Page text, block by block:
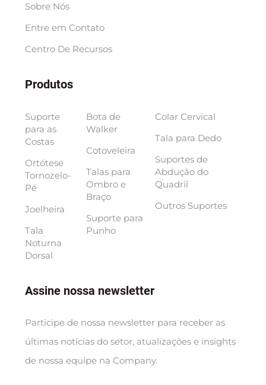
Sobre Nós
Entre em Contato
Centro De Recursos
Produtos
Suporte
para as
Costas
Ortótese
Tornozelo-
Pé
Joelheira
Tala
Noturna
Dorsal
Bota de
Walker
Cotoveleira
Talas para
Ombro e
Braço
Suporte para
Punho
Colar Cervical
Tala para Dedo
Suportes de
Abdução do
Quadril
Outros Suportes
Assine nossa newsletter
Participe de nossa newsletter para receber as
últimas notícias do setor, atualizações e insights
de nossa equipe na Company.